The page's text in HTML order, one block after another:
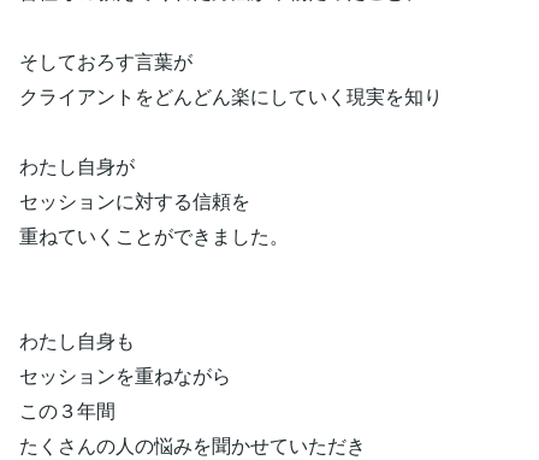
そしておろす言葉が
クライアントをどんどん楽にしていく現実を知り
わたし自身が
セッションに対する信頼を
重ねていくことができました。
わたし自身も
セッションを重ねながら
この３年間
たくさんの人の悩みを聞かせていただき